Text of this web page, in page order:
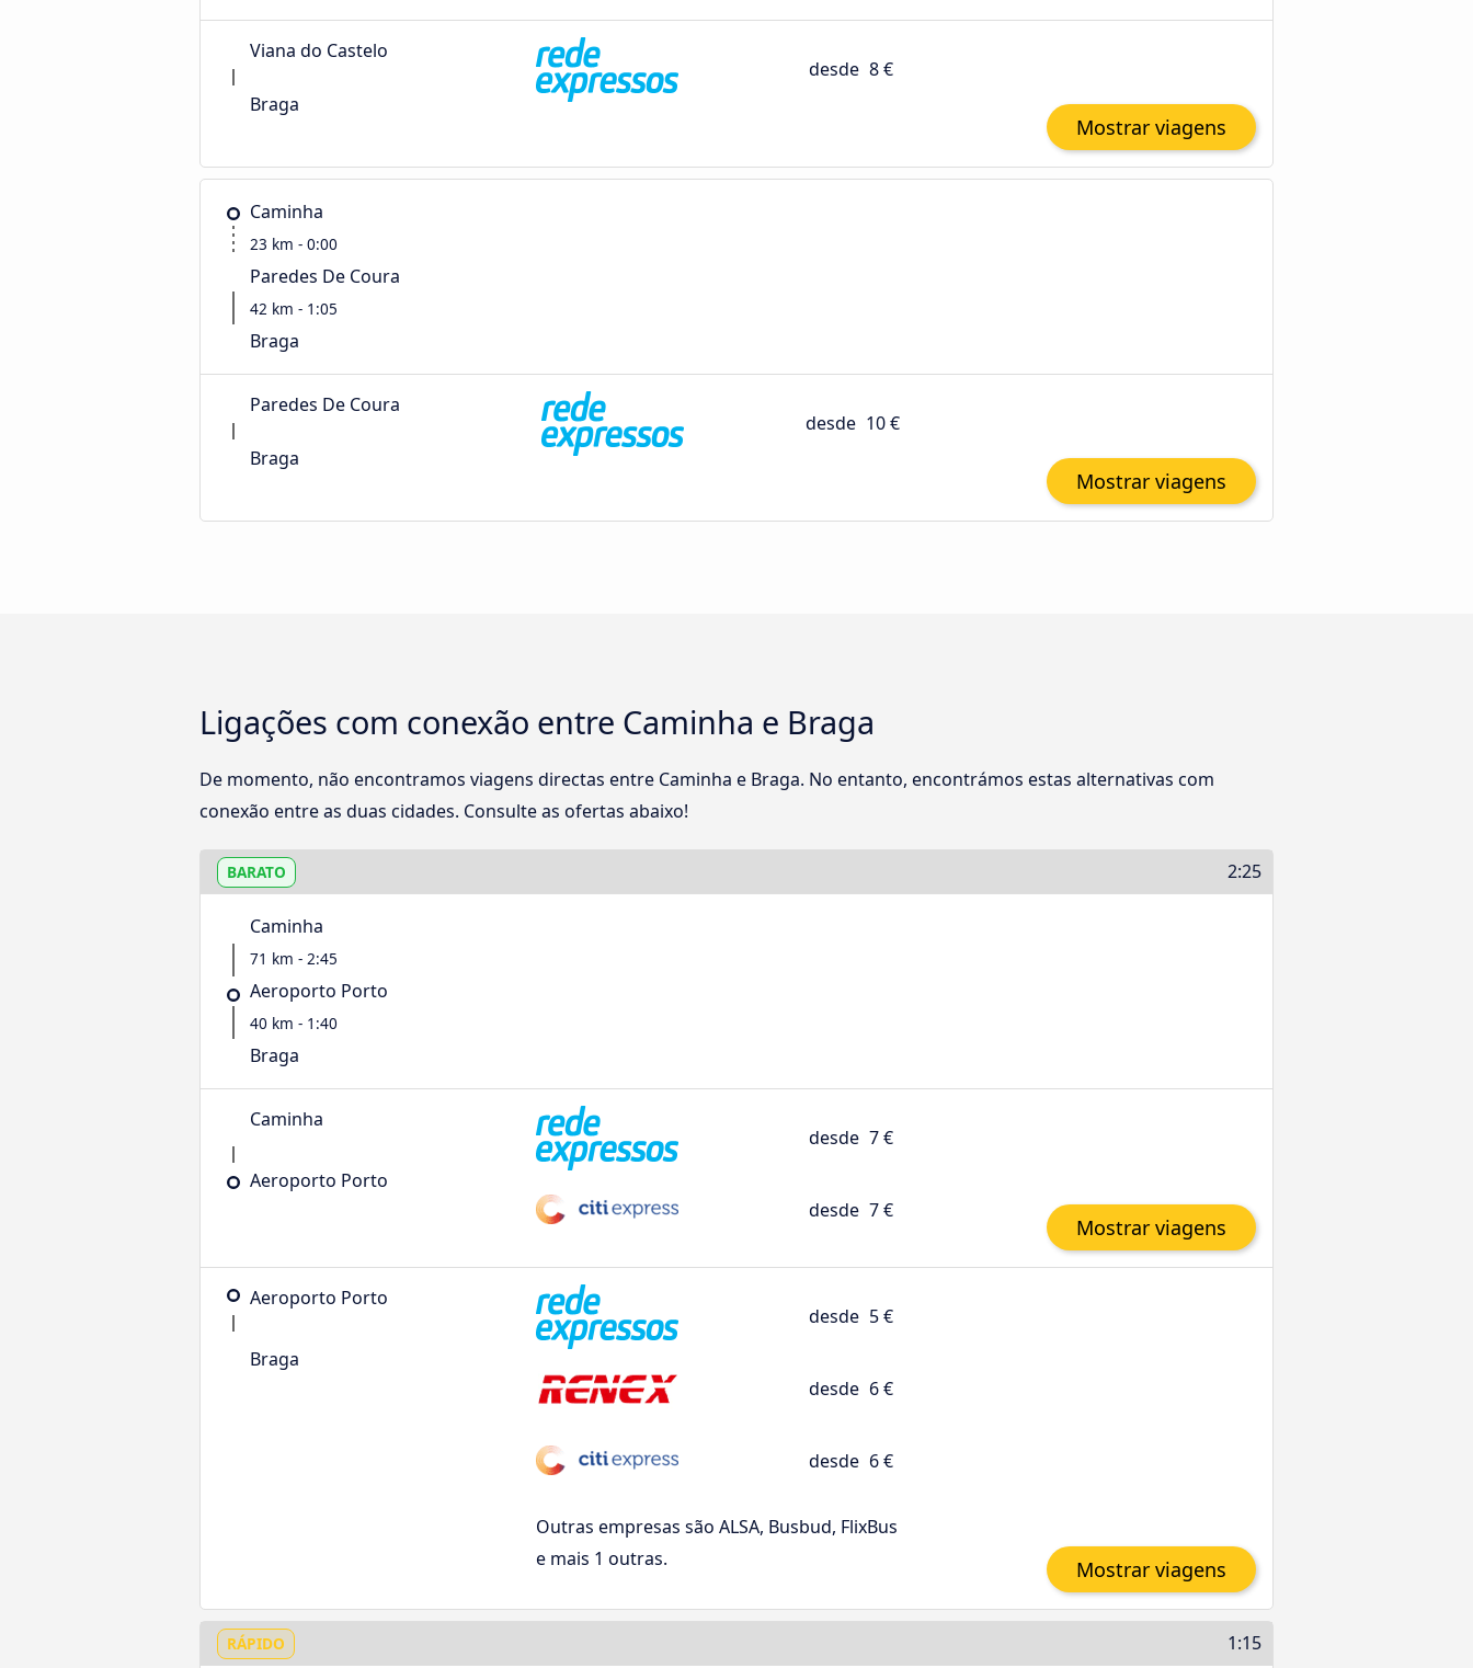
Viana do Castelo
Braga
desde 8 €
Mostrar viagens
Caminha
23 km - 0:00
Paredes De Coura
42 km - 1:05
Braga
Paredes De Coura
Braga
desde 10 €
Mostrar viagens
Ligações com conexão entre Caminha e Braga
De momento, não encontramos viagens directas entre Caminha e Braga. No entanto, encontrámos estas alternativas com
conexão entre as duas cidades. Consulte as ofertas abaixo!
BARATO 2:25
Caminha
71 km - 2:45
Aeroporto Porto
40 km - 1:40
Braga
Caminha
Aeroporto Porto
desde 7 €
desde 7 €
Mostrar viagens
Aeroporto Porto
Braga
desde 5 €
desde 6 €
desde 6 €
Outras empresas são ALSA, Busbud, FlixBus
e mais 1 outras.
Mostrar viagens
RÁPIDO 1:15